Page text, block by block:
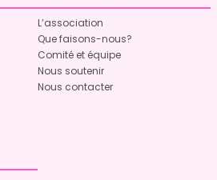
L’association
Que faisons-nous?
Comité et équipe
Nous soutenir
Nous contacter